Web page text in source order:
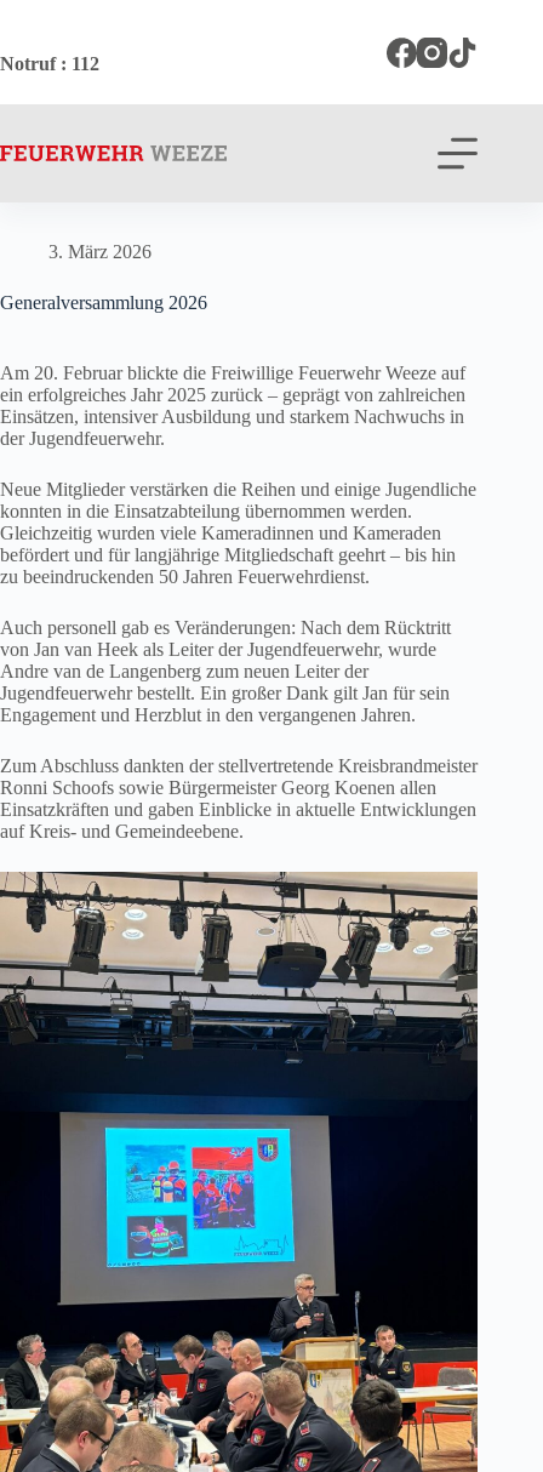
springen
Notruf: 112
3. März 2026
Generalversammlung 2026
Am 20. Februar blickte die Freiwillige Feuerwehr Weeze auf
ein erfolgreiches Jahr 2025 zurück – geprägt von zahlreichen
Einsätzen, intensiver Ausbildung und starkem Nachwuchs in
der Jugendfeuerwehr.
Neue Mitglieder verstärken die Reihen und einige Jugendliche
konnten in die Einsatzabteilung übernommen werden.
Gleichzeitig wurden viele Kameradinnen und Kameraden
befördert und für langjährige Mitgliedschaft geehrt – bis hin
zu beeindruckenden 50 Jahren Feuerwehrdienst.
Auch personell gab es Veränderungen: Nach dem Rücktritt
von Jan van Heek als Leiter der Jugendfeuerwehr, wurde
Andre van de Langenberg zum neuen Leiter der
Jugendfeuerwehr bestellt. Ein großer Dank gilt Jan für sein
Engagement und Herzblut in den vergangenen Jahren.
Zum Abschluss dankten der stellvertretende Kreisbrandmeister
Ronni Schoofs sowie Bürgermeister Georg Koenen allen
Einsatzkräften und gaben Einblicke in aktuelle Entwicklungen
auf Kreis- und Gemeindeebene.